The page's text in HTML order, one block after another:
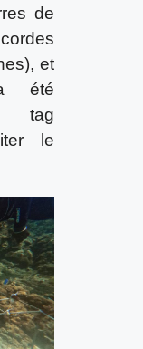
de
et
été
tag
le